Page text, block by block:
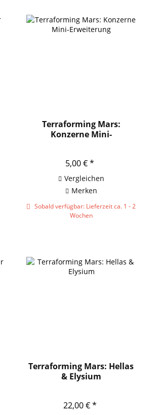
Terraforming Mars:
Konzerne Mini-
5,00 € *
Vergleichen
Merken
Sobald verfügbar: Lieferzeit ca. 1 - 2
Wochen
Terraforming Mars: Hellas
& Elysium
22,00 € *